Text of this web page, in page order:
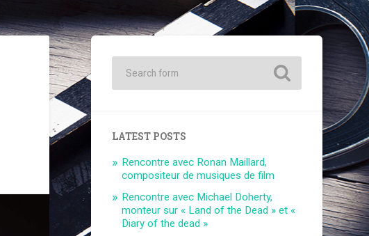
LATEST POSTS
Rencontre avec Ronan Maillard,
compositeur de musiques de film
Rencontre avec Michael Doherty,
monteur sur « Land of the Dead » et «
Diary of the dead »